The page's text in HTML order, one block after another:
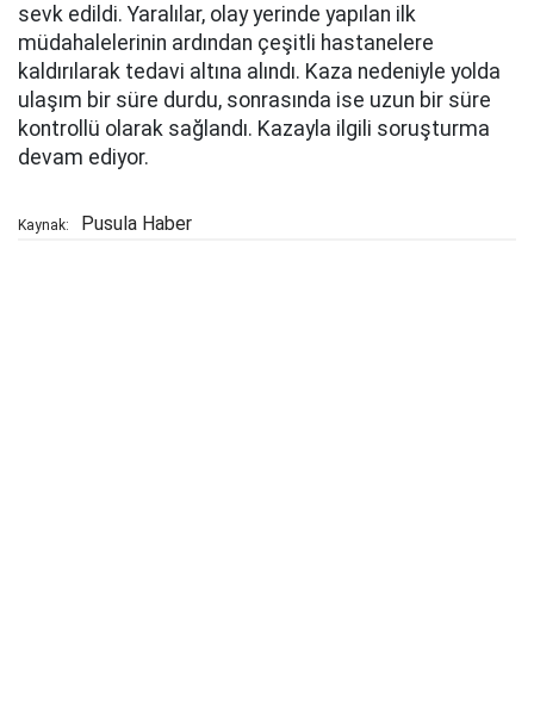
sevk edildi. Yaralılar, olay yerinde yapılan ilk
müdahalelerinin ardından çeşitli hastanelere
kaldırılarak tedavi altına alındı. Kaza nedeniyle yolda
ulaşım bir süre durdu, sonrasında ise uzun bir süre
kontrollü olarak sağlandı. Kazayla ilgili soruşturma
devam ediyor.
Kaynak: Pusula Haber